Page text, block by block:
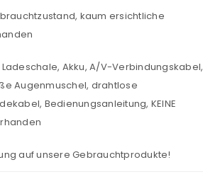
kaum ersichtliche
Akku, A/V-Verbindungskabel,
Augenmuschel, drahtlose
Bedienungsanleitung, KEINE
auf unsere Gebrauchtprodukte!